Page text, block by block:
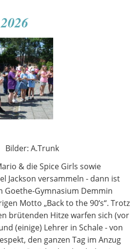
A.Trunk
& die Spice Girls sowie
Jackson versammeln - dann ist
Goethe-Gymnasium Demmin
Motto „Back to the 90‘s“. Trotz
brütenden Hitze warfen sich (vor
(einige) Lehrer in Schale - von
den ganzen Tag im Anzug